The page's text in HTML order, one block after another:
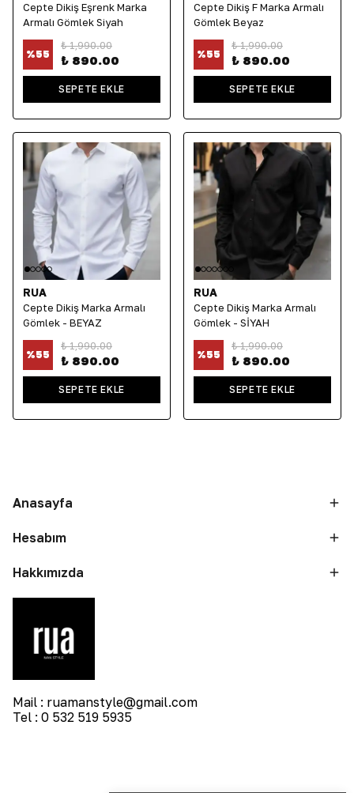
Cepte Dikiş Eşrenk Marka
Armalı Gömlek Siyah
%55
₺ 1,990.00
₺ 890.00
SEPETE EKLE
Cepte Dikiş F Marka Armalı
Gömlek Beyaz
%55
₺ 1,990.00
₺ 890.00
SEPETE EKLE
RUA
Cepte Dikiş Marka Armalı
Gömlek - BEYAZ
%55
₺ 1,990.00
₺ 890.00
SEPETE EKLE
RUA
Cepte Dikiş Marka Armalı
Gömlek - SİYAH
%55
₺ 1,990.00
₺ 890.00
SEPETE EKLE
Anasayfa
Hesabım
Hakkımızda
Mail : ruamanstyle@gmail.com
Tel : 0 532 519 5935